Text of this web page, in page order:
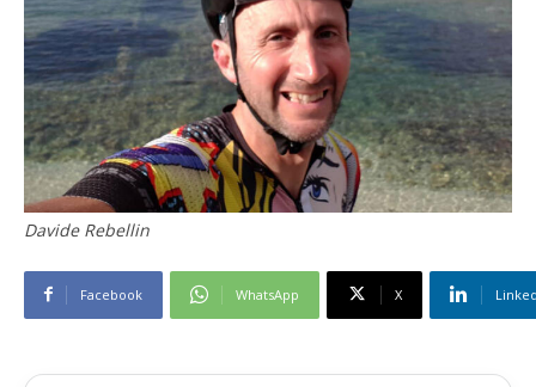
Davide Rebellin
Facebook WhatsApp X